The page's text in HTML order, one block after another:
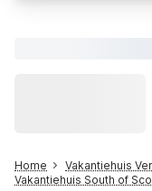
Home
Vakantiehuis
Vakantiehuis South of